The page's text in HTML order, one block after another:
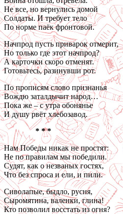
Не все, но вернулись домой
Солдаты. И требует тело
По норме паёк фронтовой.
Начпрод пусть приварок отмерит,
Но только где этот начпрод?
А карточки скоро отменят.
Готовьтесь, разинувши рот.
По прописям слово признанья
Вождю заталдычит народ…
Пока же – с утра обонянье
И душу рвёт хлебозавод.
* * *
Нам Победы никак не простят:
Не по правилам мы победили.
Судят, как о незваных гостях,
Что без спроса и ели, и пили.
Сиволапые, быдло, русня,
Сыромятина, валенки, глина!
Кто позволил восстать из огня?